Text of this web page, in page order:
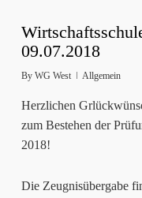
09.07.2018
By WG West Allgemein
Herzlichen
zum Bestehen der
2018!
Die Zeugnisübergabe